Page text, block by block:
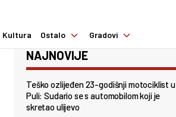
Kultura Ostalo Gradovi
NAJNOVIJE
Teško ozlijeđen 23-godišnji motociklist u
Puli: Sudario se s automobilom koji je
skretao ulijevo